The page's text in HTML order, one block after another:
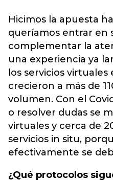
Hicimos la apuesta
queríamos entrar en
complementar la
una experiencia ya
los servicios
crecieron a más de
volumen. Con el
o resolver dudas se
virtuales y cerca de
servicios in situ,
efectivamente se
¿Qué protocolos